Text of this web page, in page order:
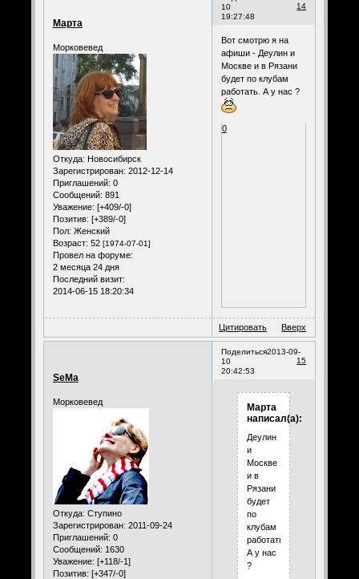
14
10
19:27:48
Марта
Морковевед
Откуда: Новосибирск
Зарегистрирован: 2012-12-14
Приглашений: 0
Сообщений: 891
Уважение: [+409/-0]
Позитив: [+389/-0]
Пол: Женский
Возраст: 52 [1974-07-01]
Провел на форуме:
2 месяца 24 дня
Последний визит:
2014-06-15 18:20:34
Вот смотрю я на
афиши - Деулин и
Москве и в Рязани
будет по клубам
работать. А у нас ?
0
Цитировать Вверх
Поделиться
15
2013-09-
10
20:42:53
SeMa
Морковевед
Откуда: Ступино
Зарегистрирован: 2011-09-24
Приглашений: 0
Сообщений: 1630
Уважение: [+118/-1]
Позитив: [+347/-0]
Марта
написал(а):
Деулин
и
Москве
и в
Рязани
будет
по
клубам
работать.
А у нас
?